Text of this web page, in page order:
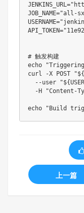
JOB_NAME="all-
# 触发构建
echo "Triggering
curl -X POST
--user
-H "Content-
echo "Build
上一篇